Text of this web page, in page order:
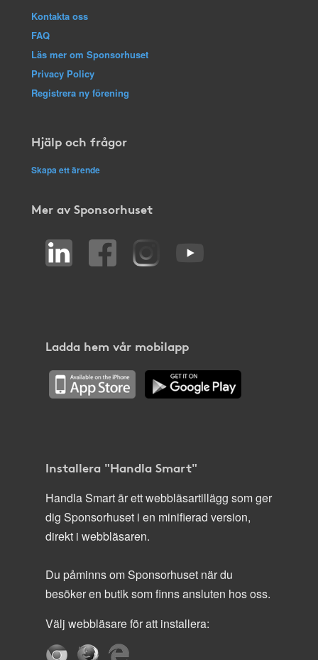
Kontakta oss
FAQ
Läs mer om Sponsorhuset
Privacy Policy
Registrera ny förening
Hjälp och frågor
Skapa ett ärende
Mer av Sponsorhuset
Ladda hem vår mobilapp
Installera "Handla Smart"
Handla Smart är ett webbläsartillägg som ger
dig Sponsorhuset i en minifierad version,
direkt i webbläsaren.
Du påminns om Sponsorhuset när du
besöker en butik som finns ansluten hos oss.
Välj webbläsare för att installera: